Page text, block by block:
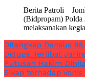
Berita Patroli –
(Bidpropam) Polda
melaksanakan
Ditangkap Densus
Diduga Terlibat
Putusan Hakim
Sikap terhadap